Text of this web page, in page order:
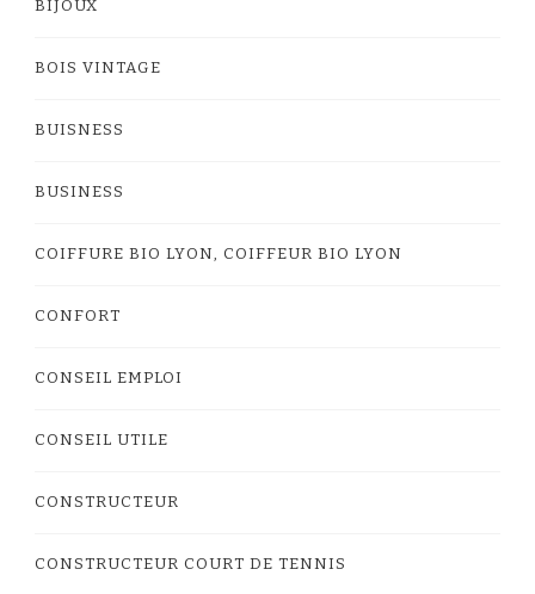
BIJOUX
BOIS VINTAGE
BUISNESS
BUSINESS
COIFFURE BIO LYON, COIFFEUR BIO LYON
CONFORT
CONSEIL EMPLOI
CONSEIL UTILE
CONSTRUCTEUR
CONSTRUCTEUR COURT DE TENNIS